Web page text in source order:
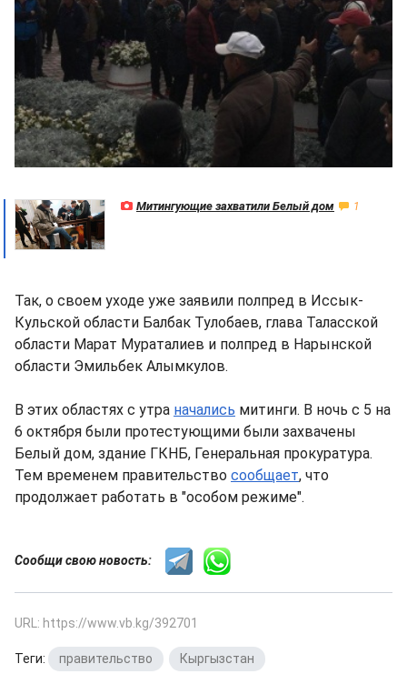
Митингующие захватили Белый дом 1
Так, о своем уходе уже заявили полпред в Иссык-
Кульской области Балбак Тулобаев, глава Таласской
области Марат Мураталиев и полпред в Нарынской
области Эмильбек Алымкулов.
В этих областях с утра начались митинги. В ночь с 5 на
6 октября были протестующими были захвачены
Белый дом, здание ГКНБ, Генеральная прокуратура.
Тем временем правительство сообщает, что
продолжает работать в "особом режиме".
Сообщи свою новость:
URL: https://www.vb.kg/392701
Теги: правительство Кыргызстан